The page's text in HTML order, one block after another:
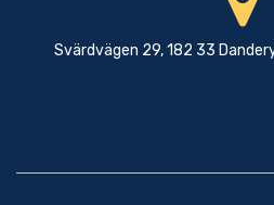
Svärdvägen 29, 182 33